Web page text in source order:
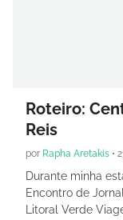
Roteiro:
Reis
por Rapha Aretakis •
Durante minha
Encontro de
Litoral Verde